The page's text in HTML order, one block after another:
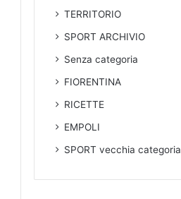
TERRITORIO
SPORT ARCHIVIO
Senza categoria
FIORENTINA
RICETTE
EMPOLI
SPORTvecchia categoria